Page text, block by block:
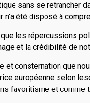
sans se retrancher
été disposé à
les répercussions
et la crédibilité de
et consternation que
européenne selon
favoritisme et comme